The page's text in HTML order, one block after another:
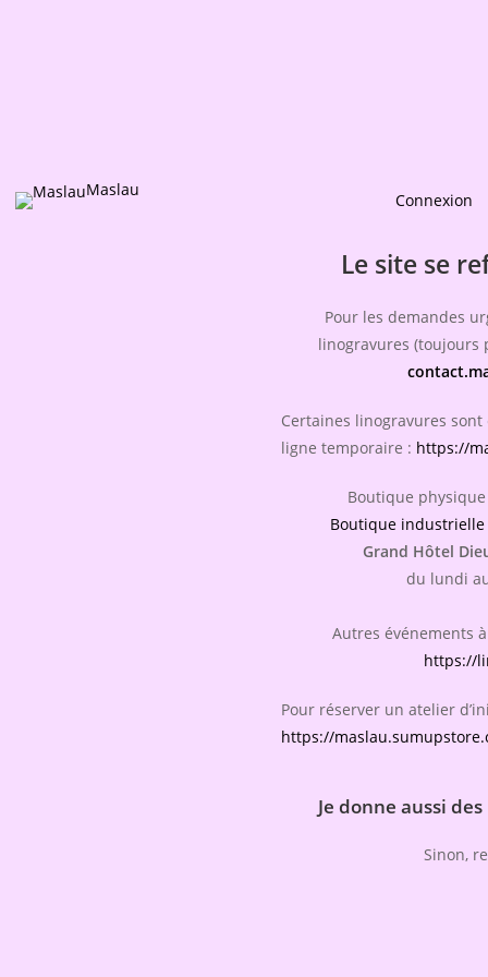
Maslau
Connexion
Le site se
Pour les demandes
linogravures (toujours
Certaines linogravures
ligne temporaire : https://
Boutique
Boutique
Grand Hôtel
du lundi
Autres événements
https://
Pour réserver un atelier
https://
Je donne aussi
Sinon,